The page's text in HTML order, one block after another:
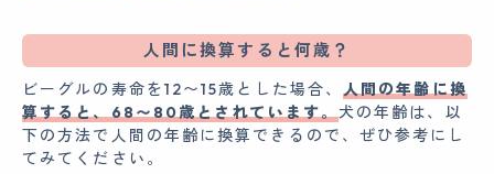
人間に換算すると何歳？
ビーグルの寿命を12〜15歳とした場合、人間の年齢に換
算すると、68〜80歳とされています。犬の年齢は、以
下の方法で人間の年齢に換算できるので、ぜひ参考にし
てみてください。